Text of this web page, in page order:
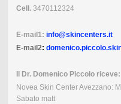
Cell.3470112324
E-mail1: info@skincenters.it
E-mail2:
Il Dr. Domenico Piccolo riceve:
Novea Skin Center Avezzano:
Sabato matt